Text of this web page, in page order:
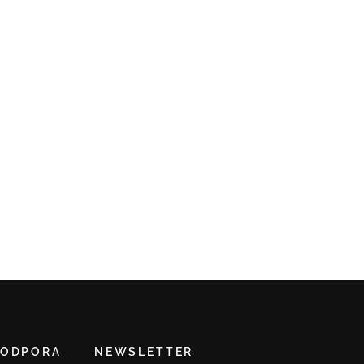
NEWSLETTER